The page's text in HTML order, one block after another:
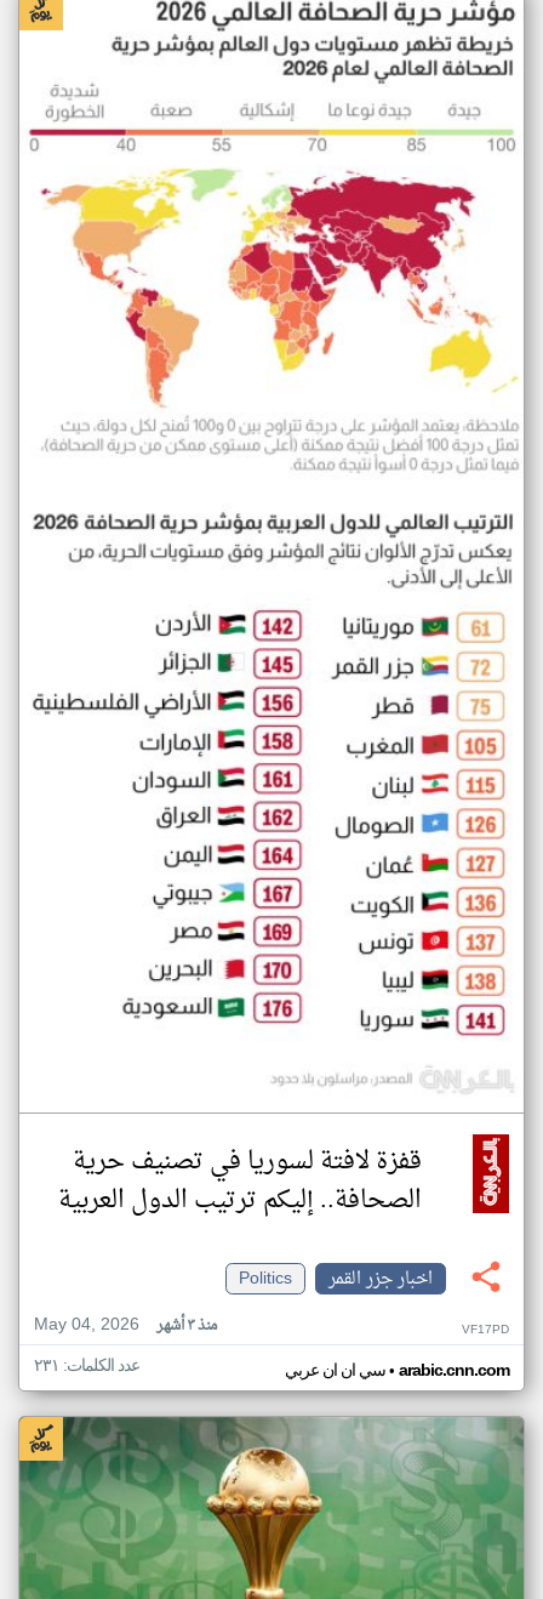
قفزة لافتة لسوريا في تصنيف حرية
الصحافة.. إليكم ترتيب الدول العربية
اخبار جزر القمر
Politics
May 04, 2026
منذ ٣ أشهر VF17PD
سي ان ان عربي• arabic.cnn.com عدد الكلمات: ٢٣١